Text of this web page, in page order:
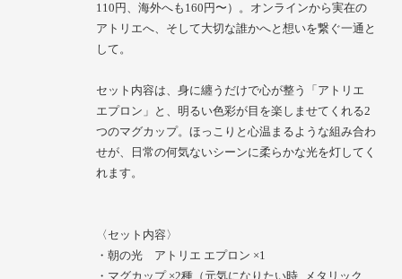
110円、海外へも160円〜）。オンラインから実在の
アトリエへ、そして大切な誰かへと想いを繋ぐ一通と
して。
セット内容は、身に纏うだけで心が整う「アトリエ
エプロン」と、明るい色彩が目を楽しませてくれる2
つのマグカップ。ほっこりと心温まるような組み合わ
せが、日常の何気ないシーンに柔らかな光を灯してく
れます。
〈セット内容〉
・朝の光 アトリエ エプロン ×1
・マグカップ ×2種（元気になりたい時_メタリック